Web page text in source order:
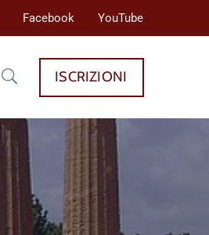
Facebook YouTube
ISCRIZIONI